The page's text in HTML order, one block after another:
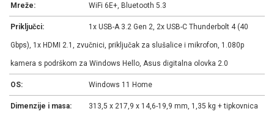
Mreže: WiFi 6E+, Bluetooth 5.3
Priključci: 1x USB-A 3.2 Gen 2, 2x USB-C Thunderbolt 4 (40
Gbps), 1x HDMI 2.1, zvučnici, priključak za slušalice i mikrofon, 1.080p
kamera s podrškom za Windows Hello, Asus digitalna olovka 2.0
OS: Windows 11 Home
Dimenzije i masa: 313,5 x 217,9 x 14,6-19,9 mm, 1,35 kg + tipkovnica